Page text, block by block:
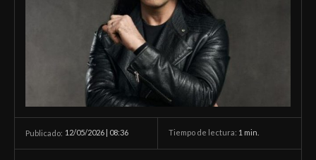
Publicado: 12/05/2026 | 08:36 Tiempo de lectura: 1 min.